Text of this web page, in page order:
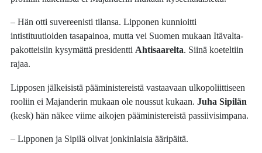
– Hän otti suvereenisti tilansa. Lipponen kunnioitti
intistituutioiden tasapainoa, mutta vei Suomen mukaan Itävalta-
pakotteisiin kysymättä presidenttiAhtisaarelta. Siinä koeteltiin
rajaa.
Lipposen jälkeisistä pääministereistä vastaavaan ulkopoliittiseen
rooliin ei Majanderin mukaan ole noussut kukaan.Juha Sipilän
(kesk) hän näkee viime aikojen pääministereistä passiivisimpana.
– Lipponen ja Sipilä olivat jonkinlaisia ääripäitä.